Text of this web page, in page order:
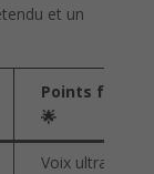
et un
Points forts
🌟
Voix ultra-